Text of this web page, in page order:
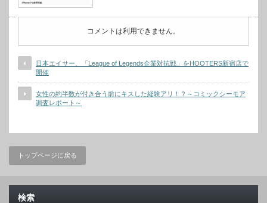
コメントは利用できません。
日本エイサー、「League of Legends企業対抗戦」をHOOTERS新宿店で
開催
女性の約半数が付き合う前にキスした経験アリ！？～コミックシーモア
調査レポート～
トップページに戻る
検索